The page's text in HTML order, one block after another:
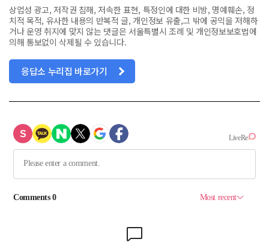
상업성 광고, 저작권 침해, 저속한 표현, 특정인에 대한 비방, 명예훼손, 정
치적 목적, 유사한 내용의 반복적 글, 개인정보 유출,그 밖에 공익을 저해하
거나 운영 취지에 맞지 않는 댓글은 서울특별시 조례 및 개인정보보호법에
의해 통보없이 삭제될 수 있습니다.
응답소 누리집 바로가기